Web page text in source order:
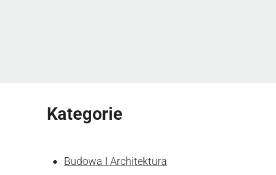
Kategorie
Budowa I Architektura